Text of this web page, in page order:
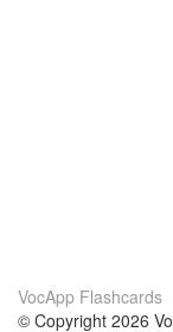
VocApp Flashcards
© Copyright 2026